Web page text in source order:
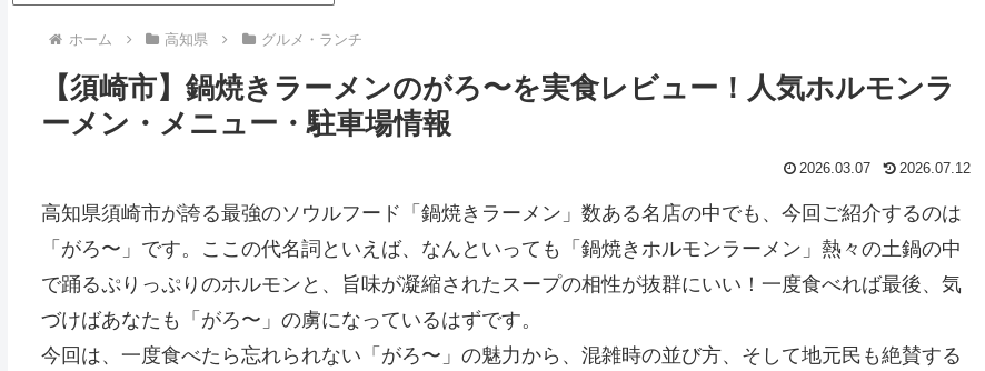
ホーム 高知県 グルメ・ランチ
【須崎市】鍋焼きラーメンのがろ〜を実食レビュー！人気ホルモンラ
ーメン・メニュー・駐車場情報
2026.03.07 2026.07.12
高知県須崎市が誇る最強のソウルフード「鍋焼きラーメン」数ある名店の中でも、今回ご紹介するのは
「がろ〜」です。ここの代名詞といえば、なんといっても「鍋焼きホルモンラーメン」熱々の土鍋の中
で踊るぷりっぷりのホルモンと、旨味が凝縮されたスープの相性が抜群にいい！一度食べれば最後、気
づけばあなたも「がろ〜」の虜になっているはずです。
今回は、一度食べたら忘れられない「がろ〜」の魅力から、混雑時の並び方、そして地元民も絶賛する